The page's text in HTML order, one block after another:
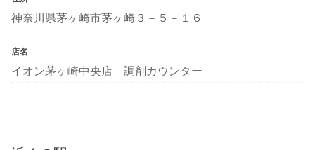
神奈川県茅ヶ崎市茅ヶ崎３－５－１６
店名
イオン茅ヶ崎中央店 調剤カウンター